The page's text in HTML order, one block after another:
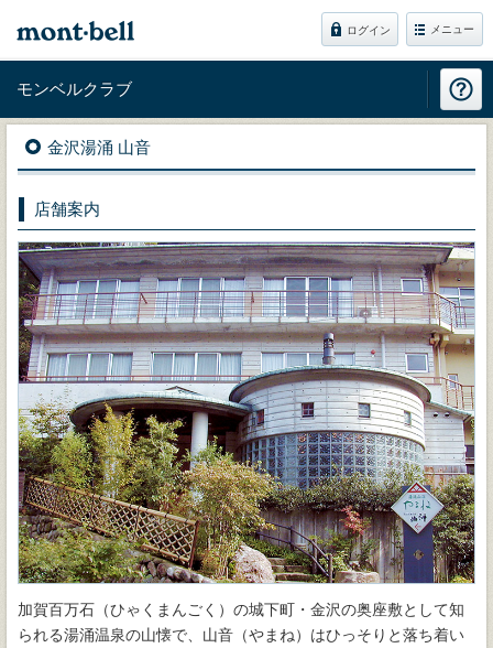
ログイン メニュー
モンベルクラブ
金沢湯涌 山音
店舗案内
加賀百万石（ひゃくまんごく）の城下町・金沢の奥座敷として知
られる湯涌温泉の山懐で、山音（やまね）はひっそりと落ち着い